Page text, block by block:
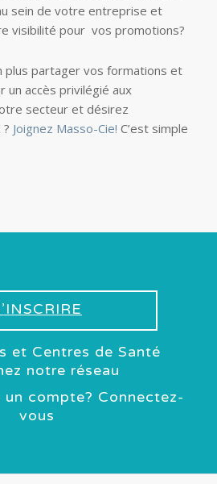
sein de votre entreprise et
visibilité pour vos promotions?
plus partager vos formations et
un accès privilégié aux
secteur et désirez
Joignez Masso-Cie! C’est simple
et Centres de Santé
notre réseau
un compte? Connectez-
vous